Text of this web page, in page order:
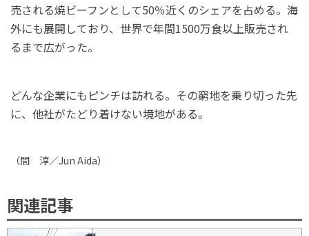
売される焼ビーフンとして50％近くのシェアを占める。海
外にも展開しており、世界で年間1500万食以上販売され
るまで広がった。
どんな企業にもピンチは訪れる。その窮地を乗り切った先
に、他社がたどり着けない境地がある。
（間 淳／Jun Aida）
関連記事